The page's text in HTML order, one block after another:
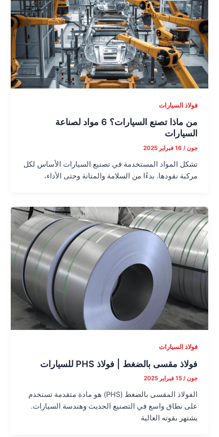
فولاذ السيارات
من ماذا تصنع السيارات؟ 6 مواد لصناعة
السيارات
جون/ 16 فبراير 2025
تشكل المواد المستخدمة في تصنيع السيارات الأساس لكل
مركبة نقودها. بدءًا من السلامة والمتانة وحتى الأداء،
فولاذ السيارات
فولاذ مقسى بالضغط | فولاذ PHS للسيارات
جون/15 فبراير 2025
الفولاذ المقسى بالضغط (PHS) هو مادة متقدمة تستخدم
على نطاق واسع في التصنيع الحديث وهندسة السيارات.
يشتهر بقوته العالية